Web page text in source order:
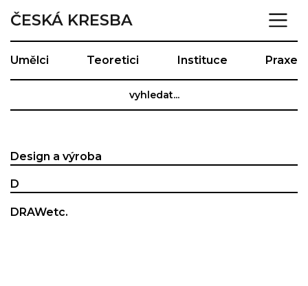
ČESKÁ KRESBA
Umělci Teoretici Instituce Praxe
Design a výroba
D
DRAWetc.